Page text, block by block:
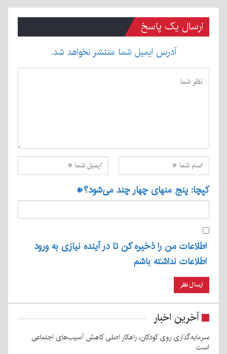
ارسال یک پاسخ
آدرس ایمیل شما منتشر نخواهد شد.
کپچا: پنج منهای چهار چند می‌شود؟*
اطلاعات من را ذخیره کن تا در آینده نیازی به ورود
اطلاعات نداشته باشم
آخرین اخبار
سرمایه‌گذاری روی کودکان، راهکار اصلی کاهش آسیب‌های اجتماعی
است